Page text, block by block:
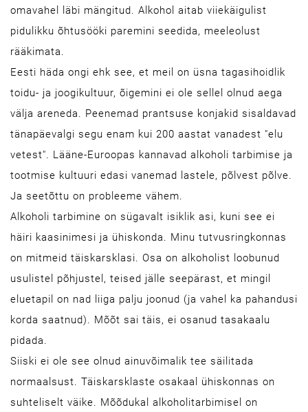
omavahel läbi mängitud. Alkohol aitab viiekäigulist
pidulikku õhtusööki paremini seedida, meeleolust
rääkimata.
Eesti häda ongi ehk see, et meil on üsna tagasihoidlik
toidu- ja joogikultuur, õigemini ei ole sellel olnud aega
välja areneda. Peenemad prantsuse konjakid sisaldavad
tänapäevalgi segu enam kui 200 aastat vanadest "elu
vetest". Lääne-Euroopas kannavad alkoholi tarbimise ja
tootmise kultuuri edasi vanemad lastele, põlvest põlve.
Ja seetõttu on probleeme vähem.
Alkoholi tarbimine on sügavalt isiklik asi, kuni see ei
häiri kaasinimesi ja ühiskonda. Minu tutvusringkonnas
on mitmeid täiskarsklasi. Osa on alkoholist loobunud
usulistel põhjustel, teised jälle seepärast, et mingil
eluetapil on nad liiga palju joonud (ja vahel ka pahandusi
korda saatnud). Mõõt sai täis, ei osanud tasakaalu
pidada.
Siiski ei ole see olnud ainuvõimalik tee säilitada
normaalsust. Täiskarsklaste osakaal ühiskonnas on
suhteliselt väike. Mõõdukal alkoholitarbimisel on